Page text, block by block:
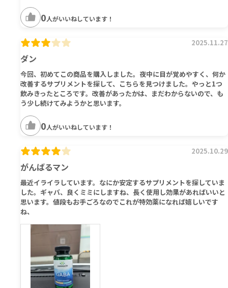
0人がいいねしています！
ダン
2025.11.27
今回、初めてこの商品を購入しました。夜中に目が覚めやすく、何か
改善するサプリメントを探して、こちらを見つけました。やっと1つ
飲みきったところです。改善があったかは、まだわからないので、も
う少し続けてみようかと思います。
0人がいいねしています！
がんばるマン
2025.10.29
最近イライラしています。なにか安定するサプリメントを探していま
した。ギャバ、良くミミにしますね、長く使用し効果があればいいと
思います。値段もお手ごろなのでこれが特効薬になれば嬉しいです
ね、